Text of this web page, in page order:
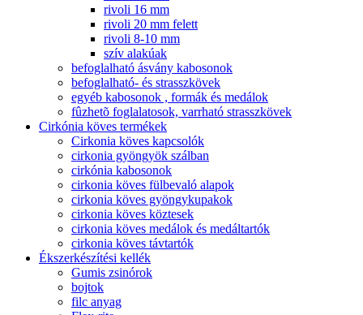
rivoli 16 mm
rivoli 20 mm felett
rivoli 8-10 mm
szív alakúak
befoglalható ásvány kabosonok
befoglalható- és strasszkövek
egyéb kabosonok , formák és medálok
fûzhetõ foglalatosok, varrható strasszkövek
Cirkónia köves termékek
Cirkonia köves kapcsolók
cirkonia gyöngyök szálban
cirkónia kabosonok
cirkonia köves fülbevaló alapok
cirkonia köves gyöngykupakok
cirkonia köves köztesek
cirkonia köves medálok és medáltartók
cirkonia köves távtartók
Ékszerkészítési kellék
Gumis zsinórok
bojtok
filc anyag